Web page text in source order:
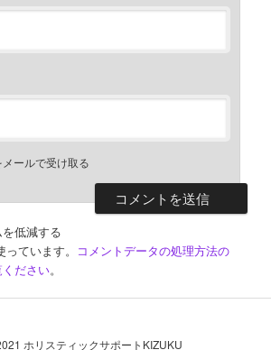
ールで受け取る
低減する
ています。 コメントデータの処理方法の
ださい。
ホリスティックサポートKIZUKU